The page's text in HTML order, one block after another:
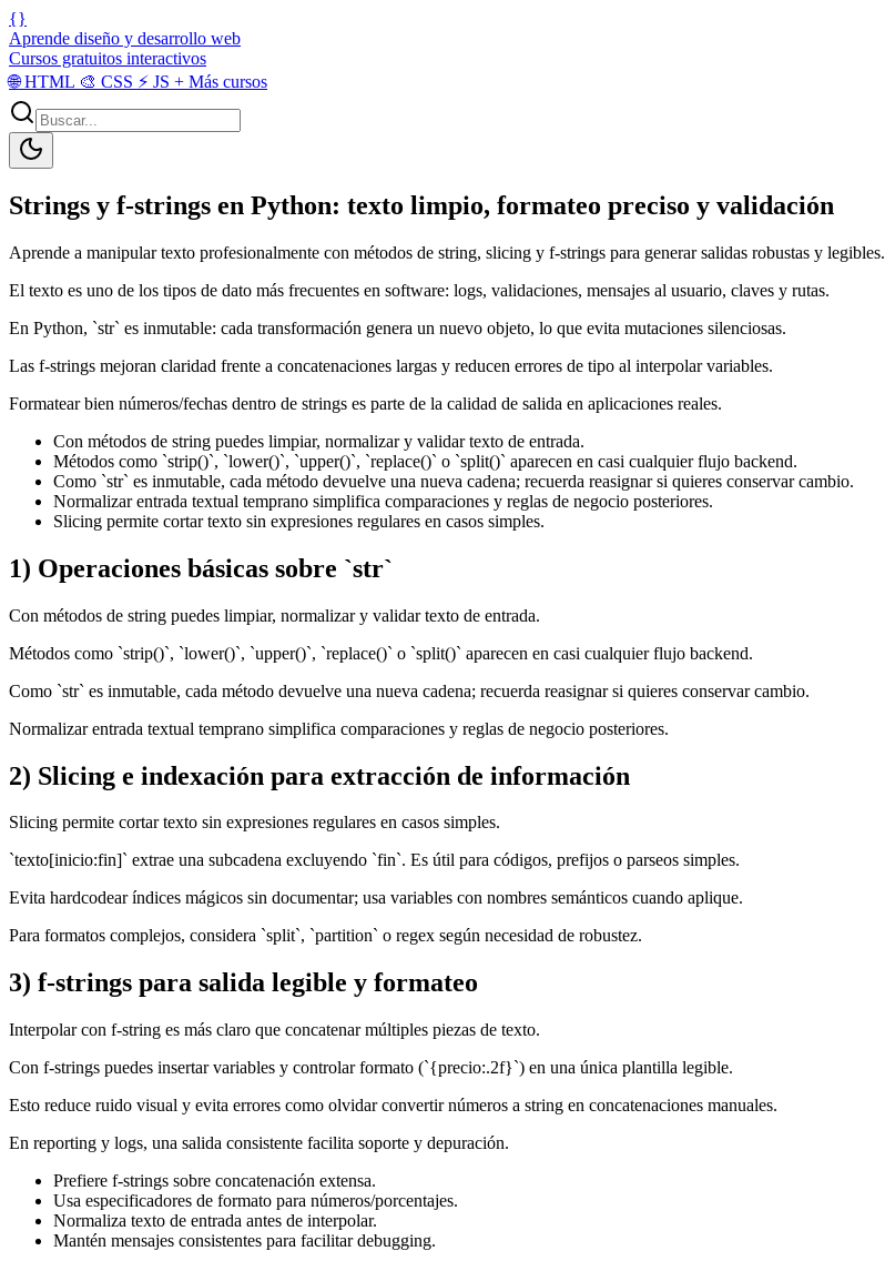
{}
Aprende diseño y desarrollo web
Cursos gratuitos interactivos
🌐HTML 🎨 CSS ⚡ JS + Más cursos
Strings y f-strings en Python: texto limpio, formateo preciso y validación
Aprende a manipular texto profesionalmente con métodos de string, slicing y f-strings para generar salidas robustas y legibles.
El texto es uno de los tipos de dato más frecuentes en software: logs, validaciones, mensajes al usuario, claves y rutas.
En Python, `str` es inmutable: cada transformación genera un nuevo objeto, lo que evita mutaciones silenciosas.
Las f-strings mejoran claridad frente a concatenaciones largas y reducen errores de tipo al interpolar variables.
Formatear bien números/fechas dentro de strings es parte de la calidad de salida en aplicaciones reales.
Con métodos de string puedes limpiar, normalizar y validar texto de entrada.
Métodos como `strip()`, `lower()`, `upper()`, `replace()` o `split()` aparecen en casi cualquier flujo backend.
Como `str` es inmutable, cada método devuelve una nueva cadena; recuerda reasignar si quieres conservar cambio.
Normalizar entrada textual temprano simplifica comparaciones y reglas de negocio posteriores.
Slicing permite cortar texto sin expresiones regulares en casos simples.
1) Operaciones básicas sobre `str`
Con métodos de string puedes limpiar, normalizar y validar texto de entrada.
Métodos como `strip()`, `lower()`, `upper()`, `replace()` o `split()` aparecen en casi cualquier flujo backend.
Como `str` es inmutable, cada método devuelve una nueva cadena; recuerda reasignar si quieres conservar cambio.
Normalizar entrada textual temprano simplifica comparaciones y reglas de negocio posteriores.
2) Slicing e indexación para extracción de información
Slicing permite cortar texto sin expresiones regulares en casos simples.
`texto[inicio:fin]` extrae una subcadena excluyendo `fin`. Es útil para códigos, prefijos o parseos simples.
Evita hardcodear índices mágicos sin documentar; usa variables con nombres semánticos cuando aplique.
Para formatos complejos, considera `split`, `partition` o regex según necesidad de robustez.
3) f-strings para salida legible y formateo
Interpolar con f-string es más claro que concatenar múltiples piezas de texto.
Con f-strings puedes insertar variables y controlar formato (`{precio:.2f}`) en una única plantilla legible.
Esto reduce ruido visual y evita errores como olvidar convertir números a string en concatenaciones manuales.
En reporting y logs, una salida consistente facilita soporte y depuración.
Prefiere f-strings sobre concatenación extensa.
Usa especificadores de formato para números/porcentajes.
Normaliza texto de entrada antes de interpolar.
Mantén mensajes consistentes para facilitar debugging.